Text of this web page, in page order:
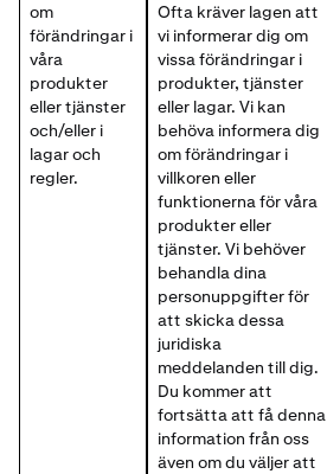
om
förändringar i
våra
produkter
eller tjänster
och/eller i
lagar och
regler.
Ofta kräver lagen att
vi informerar dig om
vissa förändringar i
produkter, tjänster
eller lagar. Vi kan
behöva informera dig
om förändringar i
villkoren eller
funktionerna för våra
produkter eller
tjänster. Vi behöver
behandla dina
personuppgifter för
att skicka dessa
juridiska
meddelanden till dig.
Du kommer att
fortsätta att få denna
information från oss
även om du väljer att